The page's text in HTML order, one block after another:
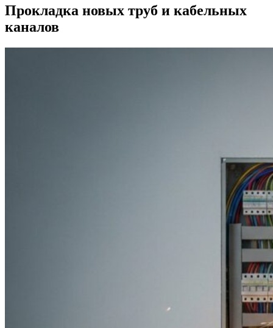
Прокладка новых труб и кабельных
каналов